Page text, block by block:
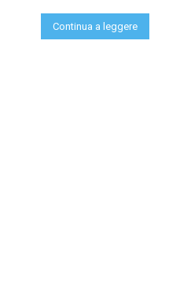
Continua a leggere